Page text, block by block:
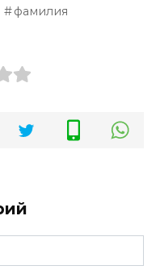
фамилия